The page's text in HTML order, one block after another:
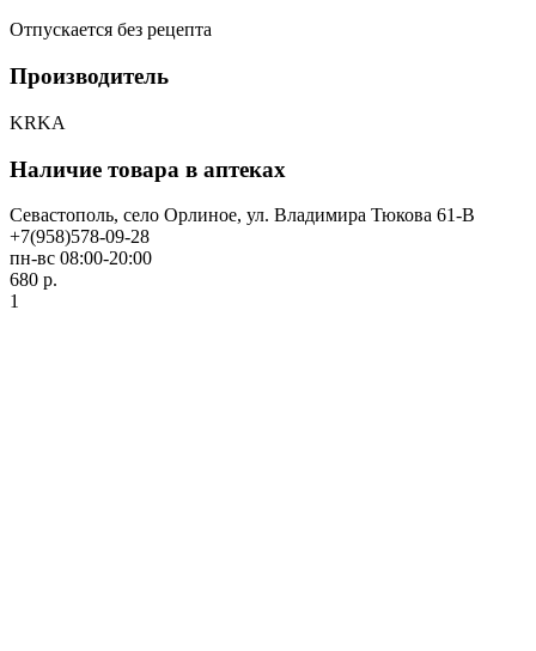
Отпускается без рецепта
Производитель
KRKA
Наличие товара в аптеках
Севастополь, село Орлиное, ул. Владимира Тюкова 61-В
+7(958)578-09-28
пн-вс 08:00-20:00
680 р.
1